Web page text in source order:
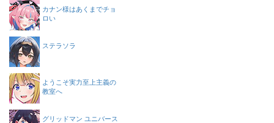
カナン様はあくまでチョ
ロい
ステラソラ
ようこそ実力至上主義の
教室へ
グリッドマン ユニバース